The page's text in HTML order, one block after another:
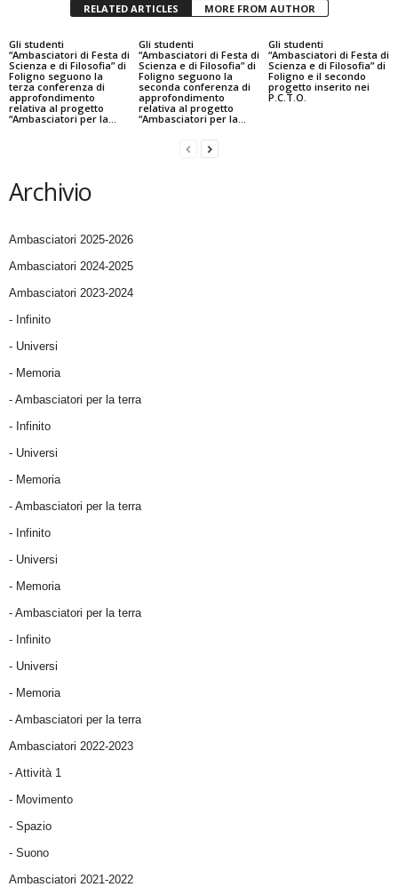
RELATED ARTICLES MORE FROM AUTHOR
Gli studenti
“Ambasciatori di Festa di
Scienza e di Filosofia” di
Foligno seguono la
terza conferenza di
approfondimento
relativa al progetto
“Ambasciatori per la...
Gli studenti
“Ambasciatori di Festa di
Scienza e di Filosofia” di
Foligno seguono la
seconda conferenza di
approfondimento
relativa al progetto
“Ambasciatori per la...
Gli studenti
“Ambasciatori di Festa di
Scienza e di Filosofia” di
Foligno e il secondo
progetto inserito nei
P.C.T.O.
Archivio
Ambasciatori 2025-2026
Ambasciatori 2024-2025
Ambasciatori 2023-2024
- Infinito
- Universi
- Memoria
- Ambasciatori per la terra
- Infinito
- Universi
- Memoria
- Ambasciatori per la terra
- Infinito
- Universi
- Memoria
- Ambasciatori per la terra
- Infinito
- Universi
- Memoria
- Ambasciatori per la terra
Ambasciatori 2022-2023
- Attività 1
- Movimento
- Spazio
- Suono
Ambasciatori 2021-2022